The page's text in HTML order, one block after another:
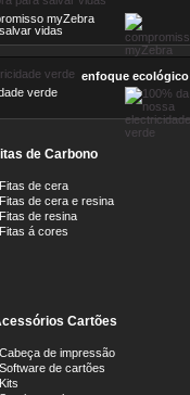
myZebra
vidas
enfoque ecológico
verde
de Carbono
Fitas de cera
Fitas de cera e resina
Fitas de resina
Fitas á cores
Cartões
Cabeça de impressão
Software de cartões
Kits